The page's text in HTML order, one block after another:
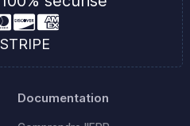
Documentation